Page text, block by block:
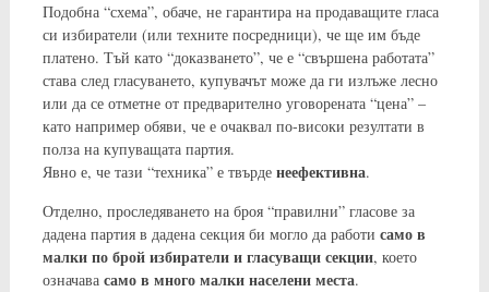
Подобна “схема”, обаче, не гарантира на продаващите гласа
си избиратели (или техните посредници), че ще им бъде
платено. Тъй като “доказването”, че е “свършена работата”
става след гласуването, купувачът може да ги излъже лесно
или да се отметне от предварително уговорената “цена” –
като например обяви, че е очаквал по-високи резултати в
полза на купуващата партия.
Явно е, че тази “техника” е твърде неефективна.
Отделно, проследяването на броя “правилни” гласове за
дадена партия в дадена секция би могло да работи само в
малки по брой избиратели и гласуващи секции, което
означава само в много малки населени места.